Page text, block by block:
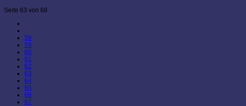
Seite 63 von 68
58
59
60
61
62
63
64
65
66
67